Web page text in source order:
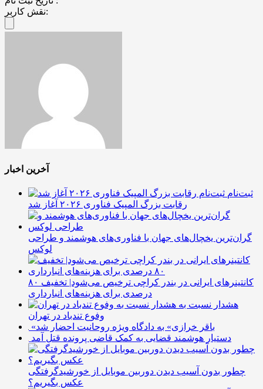
نقش کاربر:
آخرین اخبار
ثبت‌نام
رقابت بزرگ المپیک فناوری ۲۰۲۶ آغاز شد
گران‌ترین یخچال‌های جهان با فناوری‌های هوشمند و طراحی
لوکس
کانتینرهای ایرانی در بندر کراچی ترخیص می‌شود| تخفیف ۸۰
درصدی برای هزینه‌های انبارداری
هشدار نسبت به
وفوع تندباد در تهران
«باقر خرازی» به دادگاه ویژه روحانیت احضار شد
دستیار هوشمند قضایی به کمک قاضی پرونده قتل آمد
چطور بدون آسیب دیدن دوربین موبایل از خورشیدگرفتگی
عکس بگیریم؟